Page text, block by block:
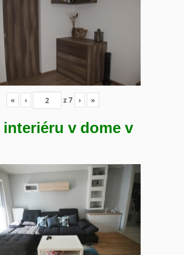
« ‹ z7 › »
interiéru v dome v